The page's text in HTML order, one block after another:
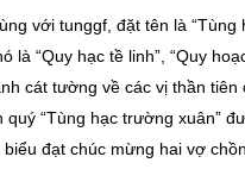
với tunggf, đặt tên là “Tùng
“Quy hạc tề linh”, “Quy
cát tường về các vị thần
“Tùng hạc trường xuân”
đạt chúc mừng hai vợ